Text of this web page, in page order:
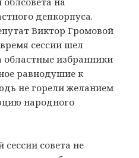
депкорпуса.
Виктор Громовой
сессии шел
областные избранники
равнодушие к
не горели желанием
народного
совета не